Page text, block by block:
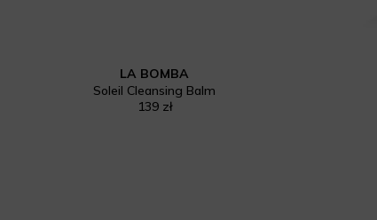
LA BOMBA
Soleil Cleansing Balm
139 zł